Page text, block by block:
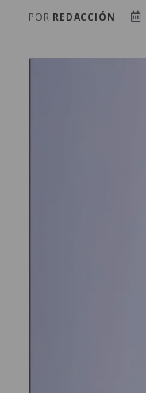
POR REDACCIÓN